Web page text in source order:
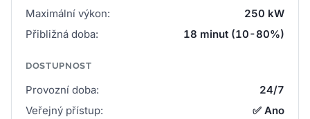
Maximální výkon:
250 kW
Přibližná doba:
18 minut (10-80%)
DOSTUPNOST
Provozní doba:
24/7
Veřejný přístup:
✅ Ano